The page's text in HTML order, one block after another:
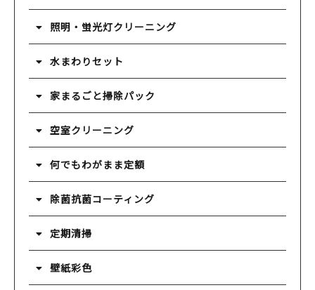
照明・蛍光灯クリーニング
水まわりセット
家まるごと掃除パック
空室クリーニング
何でもわがまま定額
除菌抗菌コーティング
定期清掃
壁紙彩色